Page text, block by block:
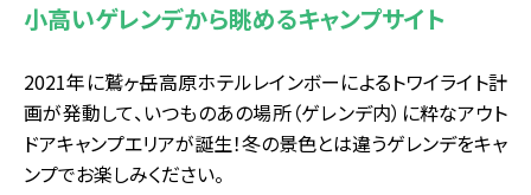
小高いゲレンデから眺めるキャンプサイト
2021年に鷲ヶ岳高原ホテルレインボーによるトワイライト計
画が発動して、いつものあの場所（ゲレンデ内）に粋なアウト
ドアキャンプエリアが誕生！冬の景色とは違うゲレンデをキャ
ンプでお楽しみください。